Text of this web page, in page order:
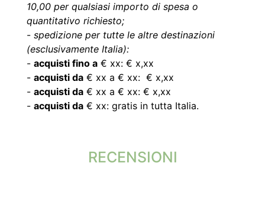
10,00 per qualsiasi importo di spesa o
quantitativo richiesto;
- spedizione per tutte le altre destinazioni
(esclusivamente Italia):
- acquisti fino a € xx: € x,xx
- acquisti da € xx a € xx: € x,xx
- acquisti da € xx a € xx: € x,xx
- acquisti da € xx: gratis in tutta Italia.
RECENSIONI